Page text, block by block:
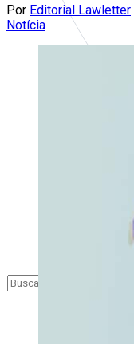
Por Editorial Lawletter
Notícia